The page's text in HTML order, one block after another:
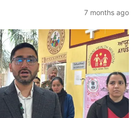
7 months ago